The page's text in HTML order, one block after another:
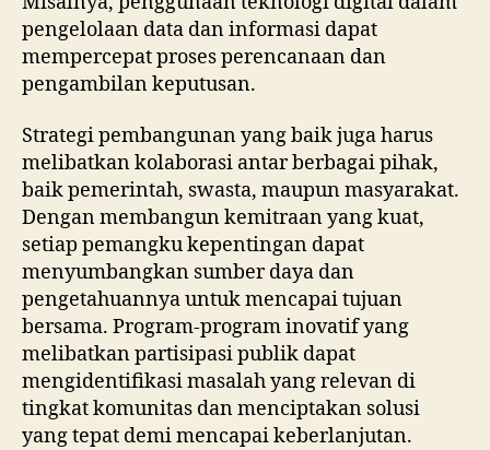
pengelolaan data dan informasi dapat
mempercepat proses perencanaan dan
pengambilan keputusan.
Strategi pembangunan yang baik juga harus
melibatkan kolaborasi antar berbagai pihak,
baik pemerintah, swasta, maupun masyarakat.
Dengan membangun kemitraan yang kuat,
setiap pemangku kepentingan dapat
menyumbangkan sumber daya dan
pengetahuannya untuk mencapai tujuan
bersama. Program-program inovatif yang
melibatkan partisipasi publik dapat
mengidentifikasi masalah yang relevan di
tingkat komunitas dan menciptakan solusi
yang tepat demi mencapai keberlanjutan.